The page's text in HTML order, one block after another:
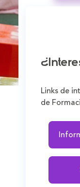
Links de
de